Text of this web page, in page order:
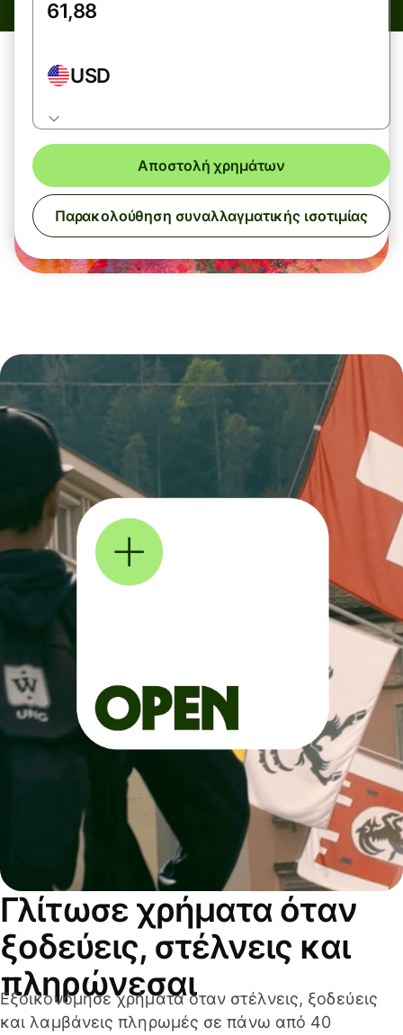
USD
Αποστολή χρημάτων
Παρακολούθηση συναλλαγματικής ισοτιμίας
Γλίτωσε χρήματα όταν
ξοδεύεις, στέλνεις και
πληρώνεσαι
Εξοικονόμησε χρήματα όταν στέλνεις, ξοδεύεις
και λαμβάνεις πληρωμές σε πάνω από 40